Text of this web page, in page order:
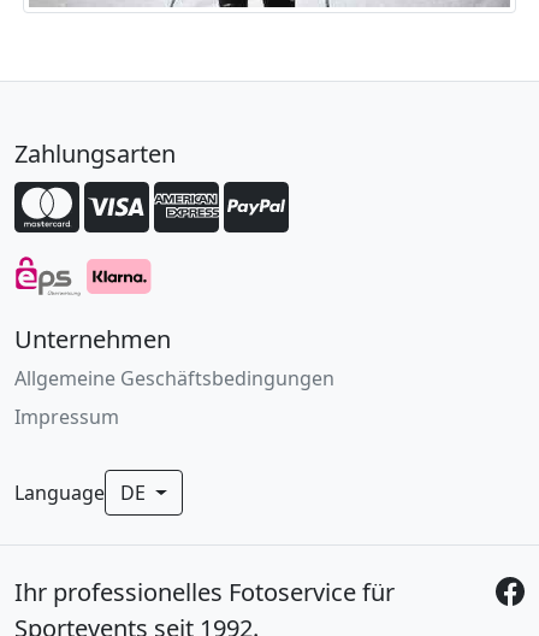
Zahlungsarten
Unternehmen
Allgemeine Geschäftsbedingungen
Impressum
Language DE
Ihr professionelles Fotoservice für
Sportevents seit 1992.